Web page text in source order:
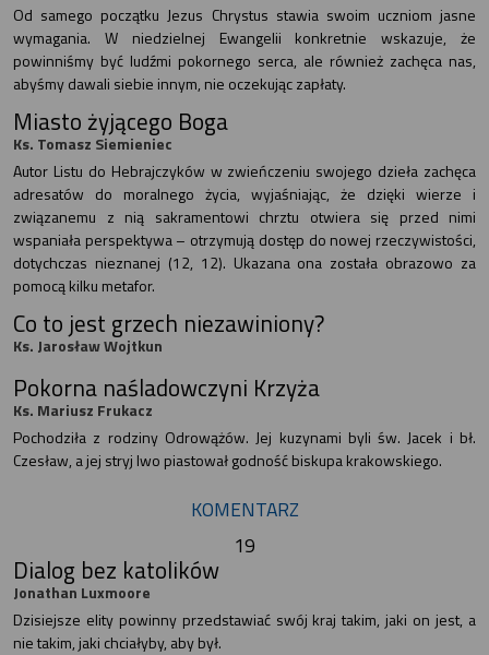
Od samego początku Jezus Chrystus stawia swoim uczniom jasne
wymagania. W niedzielnej Ewangelii konkretnie wskazuje, że
powinniśmy być ludźmi pokornego serca, ale również zachęca nas,
abyśmy dawali siebie innym, nie oczekując zapłaty.
Miasto żyjącego Boga
Ks. Tomasz Siemieniec
Autor Listu do Hebrajczyków w zwieńczeniu swojego dzieła zachęca
adresatów do moralnego życia, wyjaśniając, że dzięki wierze i
związanemu z nią sakramentowi chrztu otwiera się przed nimi
wspaniała perspektywa – otrzymują dostęp do nowej rzeczywistości,
dotychczas nieznanej (12, 12). Ukazana ona została obrazowo za
pomocą kilku metafor.
Co to jest grzech niezawiniony?
Ks. Jarosław Wojtkun
Pokorna naśladowczyni Krzyża
Ks. Mariusz Frukacz
Pochodziła z rodziny Odrowążów. Jej kuzynami byli św. Jacek i bł.
Czesław, a jej stryj Iwo piastował godność biskupa krakowskiego.
KOMENTARZ
19
Dialog bez katolików
Jonathan Luxmoore
Dzisiejsze elity powinny przedstawiać swój kraj takim, jaki on jest, a
nie takim, jaki chciałyby, aby był.